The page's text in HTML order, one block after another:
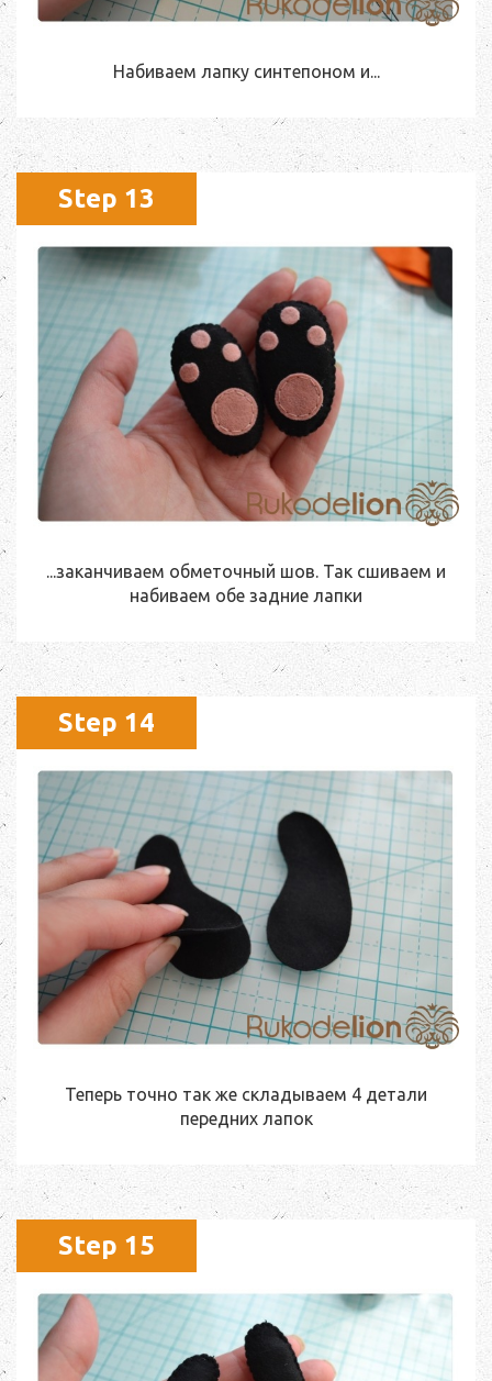
Набиваем лапку синтепоном и...
Step 13
...заканчиваем обметочный шов. Так сшиваем и
набиваем обе задние лапки
Step 14
Теперь точно так же складываем 4 детали
передних лапок
Step 15